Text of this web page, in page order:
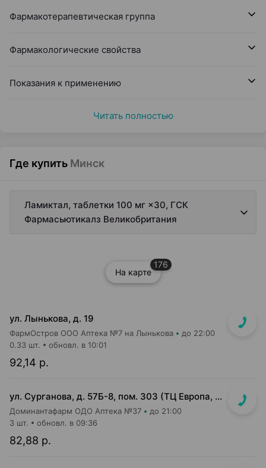
Фармакотерапевтическая группа
Фармакологические свойства
Показания к применению
Читать полностью
Где купить Минск
Ламиктал, таблетки 100 мг ×30, ГСК
Фармасьютикалз Великобритания
На карте
176
ул. Лынькова, д. 19
ФармОстров ООО Аптека №7 на Лынькова до 22:00
92,14 р.
0.33 шт. обновл. в 10:01
ул. Сурганова, д. 57Б-8, пом. 303 (ТЦ Европа, 3 этаж)
Доминантафарм ОДО Аптека №37 до 21:00
82,88 р.
3 шт. обновл. в 09:36